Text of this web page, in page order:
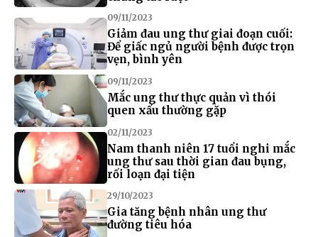
09/11/2023
Giảm đau ung thư giai đoạn cuối:
Để giấc ngủ người bệnh được trọn
vẹn, bình yên
09/11/2023
Mắc ung thư thực quản vì thói
quen xấu thường gặp
02/11/2023
Nam thanh niên 17 tuổi nghi mắc
ung thư sau thời gian đau bụng,
rối loạn đại tiện
29/10/2023
Gia tăng bệnh nhân ung thư
đường tiêu hóa